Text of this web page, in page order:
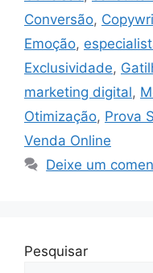
Conversão,
Emoção,
Exclusividade,
marketing digital,
Otimização, Prova
Venda Online
Deixe um
Pesquisar